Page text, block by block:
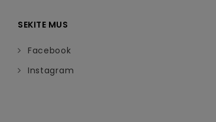
SEKITE MUS
Facebook
Instagram